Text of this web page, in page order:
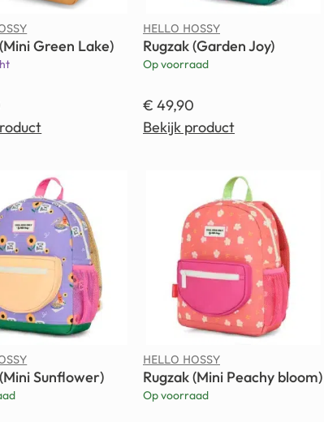
Green Lake)
HELLO HOSSY
Rugzak (Garden Joy)
Op voorraad
€ 49,90
Bekijk product
Sunflower)
HELLO HOSSY
Rugzak (Mini Peachy bloom)
Op voorraad